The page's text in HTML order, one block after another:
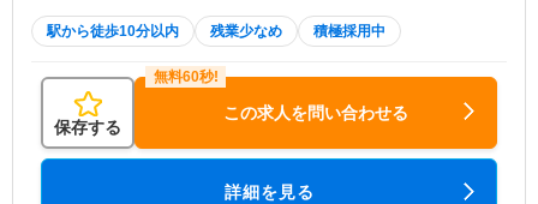
駅から徒歩10分以内 残業少なめ 積極採用中
保存する
この求人を問い合わせる
詳細を見る